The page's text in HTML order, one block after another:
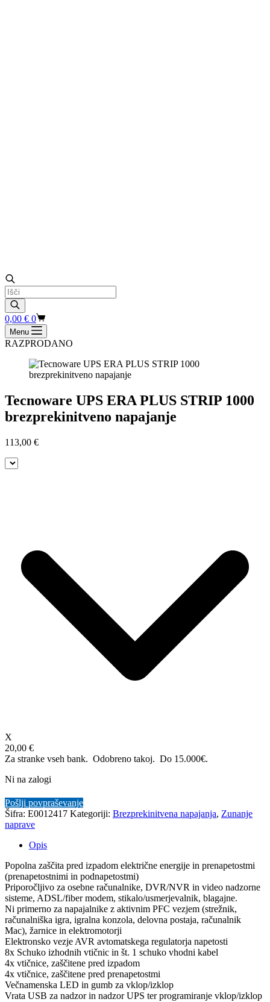
Products
search
Shopping
cart
0,00 € 0
Menu
RAZPRODANO
Tecnoware UPS ERA PLUS STRIP 1000
brezprekinitveno napajanje
113,00 €
X
20,00 €
Za stranke vseh bank. Odobreno takoj. Do 15.000€.
Ni na zalogi
Pošlji povpraševanje
Šifra: E0012417 Kategoriji: Brezprekinitvena napajanja, Zunanje
naprave
Opis
Popolna zaščita pred izpadom električne energije in prenapetostmi
(prenapetostnimi in podnapetostmi)
Priporočljivo za osebne računalnike, DVR/NVR in video nadzorne
sisteme, ADSL/fiber modem, stikalo/usmerjevalnik, blagajne.
Ni primerno za napajalnike z aktivnim PFC vezjem (strežnik,
računalniška igra, igralna konzola, delovna postaja, računalnik
Mac), žarnice in elektromotorji
Elektronsko vezje AVR avtomatskega regulatorja napetosti
8x Schuko izhodnih vtičnic in št. 1 schuko vhodni kabel
4x vtičnice, zaščitene pred izpadom
4x vtičnice, zaščitene pred prenapetostmi
Večnamenska LED in gumb za vklop/izklop
Vrata USB za nadzor in nadzor UPS ter programiranje vklop/izklop